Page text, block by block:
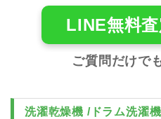
LINE無料
ご質問だけで
洗濯乾燥機 /ドラム洗濯機